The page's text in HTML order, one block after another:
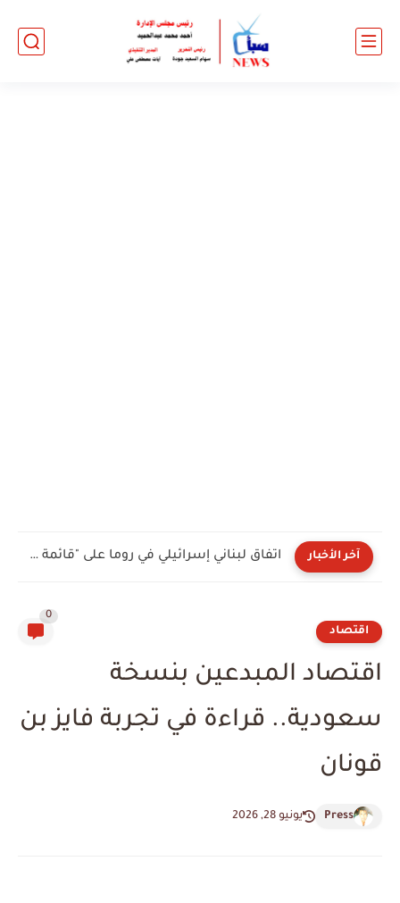
آخر الأخبار موجة صواريخ باليستية تجتاح كييف وتخلف خسائر بشرية وحرائق واسعة
اقتصاد
0
اقتصاد المبدعين بنسخة
سعودية.. قراءة في تجربة فايز بن
قونان
Press يونيو 28, 2026